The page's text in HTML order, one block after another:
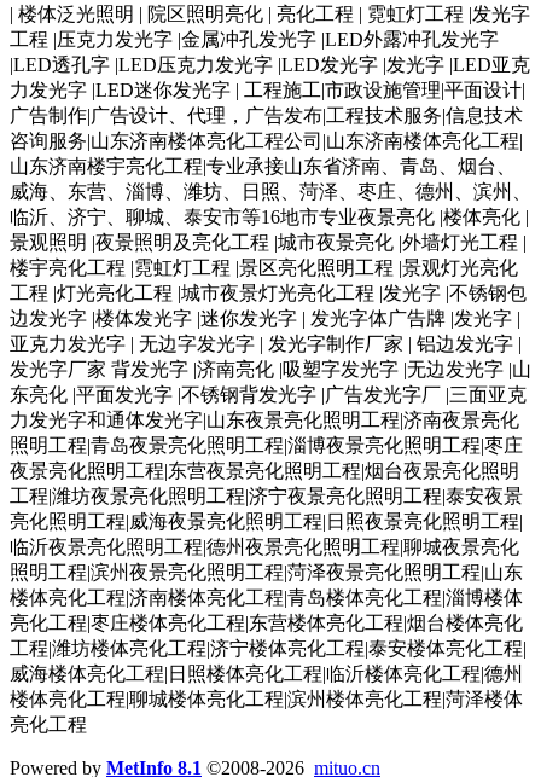
| 楼体泛光照明 | 院区照明亮化 | 亮化工程 | 霓虹灯工程 |发光字
工程 |压克力发光字 |金属冲孔发光字 |LED外露冲孔发光字
|LED透孔字 |LED压克力发光字 |LED发光字 |发光字 |LED亚克
力发光字 |LED迷你发光字 | 工程施工|市政设施管理|平面设计|
广告制作|广告设计、代理，广告发布|工程技术服务|信息技术
咨询服务|山东济南楼体亮化工程公司|山东济南楼体亮化工程|
山东济南楼宇亮化工程|专业承接山东省济南、青岛、烟台、
威海、东营、淄博、潍坊、日照、菏泽、枣庄、德州、滨州、
临沂、济宁、聊城、泰安市等16地市专业夜景亮化 |楼体亮化 |
景观照明 |夜景照明及亮化工程 |城市夜景亮化 |外墙灯光工程 |
楼宇亮化工程 |霓虹灯工程 |景区亮化照明工程 |景观灯光亮化
工程 |灯光亮化工程 |城市夜景灯光亮化工程 |发光字 |不锈钢包
边发光字 |楼体发光字 |迷你发光字 | 发光字体广告牌 |发光字 |
亚克力发光字 | 无边字发光字 | 发光字制作厂家 | 铝边发光字 |
发光字厂家 背发光字 |济南亮化 |吸塑字发光字 |无边发光字 |山
东亮化 |平面发光字 |不锈钢背发光字 |广告发光字厂 |三面亚克
力发光字和通体发光字|山东夜景亮化照明工程|济南夜景亮化
照明工程|青岛夜景亮化照明工程|淄博夜景亮化照明工程|枣庄
夜景亮化照明工程|东营夜景亮化照明工程|烟台夜景亮化照明
工程|潍坊夜景亮化照明工程|济宁夜景亮化照明工程|泰安夜景
亮化照明工程|威海夜景亮化照明工程|日照夜景亮化照明工程|
临沂夜景亮化照明工程|德州夜景亮化照明工程|聊城夜景亮化
照明工程|滨州夜景亮化照明工程|菏泽夜景亮化照明工程|山东
楼体亮化工程|济南楼体亮化工程|青岛楼体亮化工程|淄博楼体
亮化工程|枣庄楼体亮化工程|东营楼体亮化工程|烟台楼体亮化
工程|潍坊楼体亮化工程|济宁楼体亮化工程|泰安楼体亮化工程|
威海楼体亮化工程|日照楼体亮化工程|临沂楼体亮化工程|德州
楼体亮化工程|聊城楼体亮化工程|滨州楼体亮化工程|菏泽楼体
亮化工程
Powered by MetInfo 8.1 ©2008-2026 mituo.cn